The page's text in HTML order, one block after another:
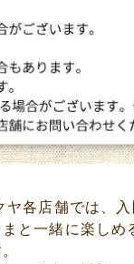
ヤ各店舗では、
と一緒に楽しめ